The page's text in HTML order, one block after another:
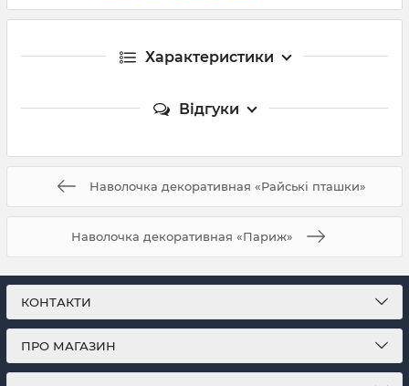
Характеристики
Відгуки
Наволочка декоративная «Райські пташки»
Наволочка декоративная «Париж»
КОНТАКТИ
ПРО МАГАЗИН